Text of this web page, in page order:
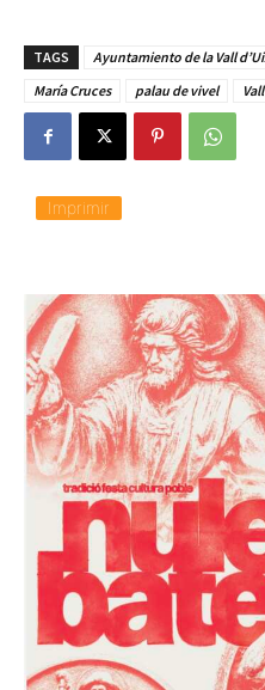
TAGS Ayuntamiento de la Vall
María Cruces
palau de vivel
Imprimir